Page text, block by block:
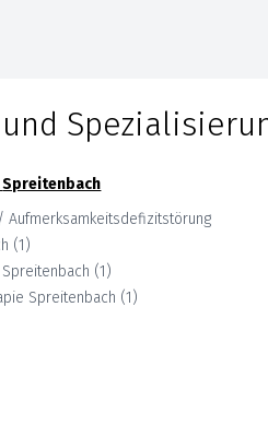
Spreitenbach
Aufmerksamkeitsdefizitstörung
(1)
Spreitenbach (1)
Spreitenbach (1)